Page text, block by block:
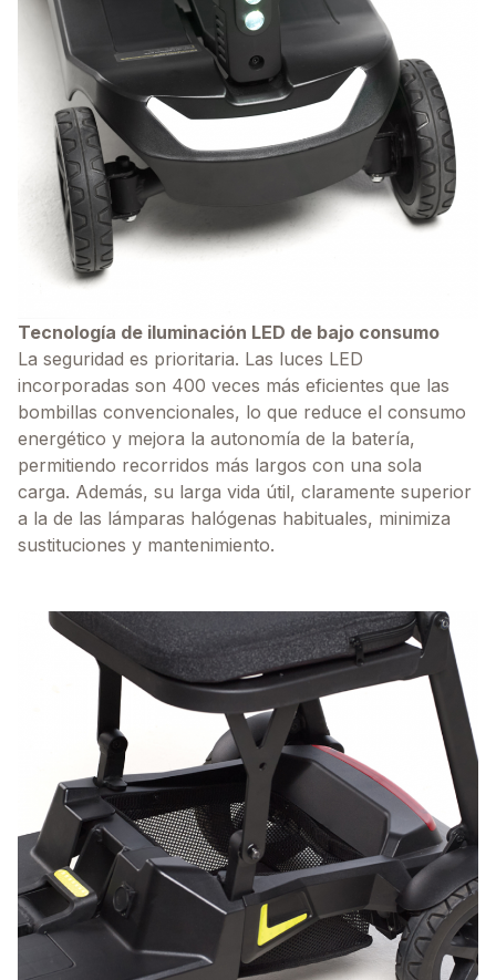
Tecnología de iluminación LED de bajo consumo
La seguridad es prioritaria. Las luces LED
incorporadas son 400 veces más eficientes que las
bombillas convencionales, lo que reduce el consumo
energético y mejora la autonomía de la batería,
permitiendo recorridos más largos con una sola
carga. Además, su larga vida útil, claramente superior
a la de las lámparas halógenas habituales, minimiza
sustituciones y mantenimiento.